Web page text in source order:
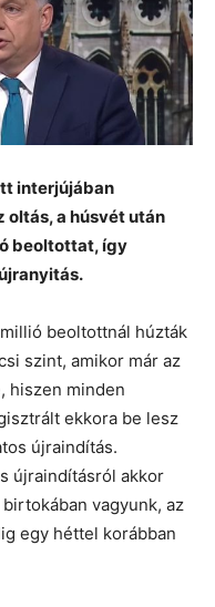
interjújában
oltás, a húsvét után
beoltottat, így
beoltottnál húzták
szint, amikor már az
hiszen minden
ekkora be lesz
újraindítás.
újraindításról akkor
vagyunk, az
egy héttel korábban